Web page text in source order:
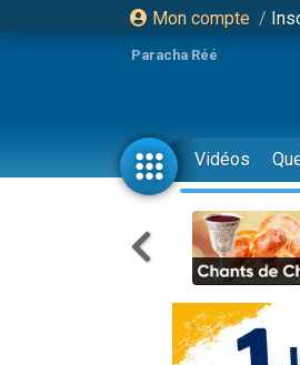
Mon compte /
Paracha Réé
Vidéos